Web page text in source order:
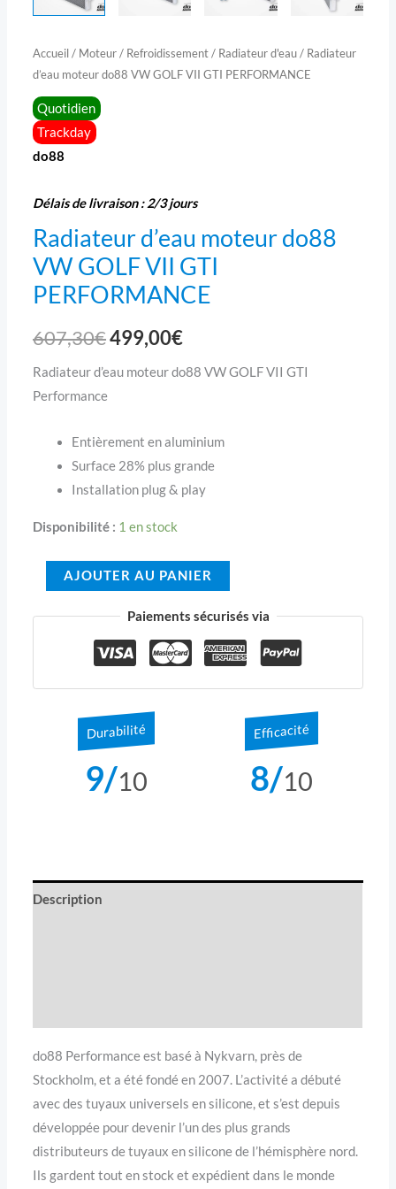
Accueil/ Moteur/ Refroidissement/ Radiateur d'eau/ Radiateur
d’eau moteur do88 VW GOLF VII GTI PERFORMANCE
Quotidien
Trackday
do88
Délais de livraison : 2/3 jours
Radiateur d’eau moteur do88
VW GOLF VII GTI
PERFORMANCE
607,30€499,00€
Radiateur d’eau moteur do88 VW GOLF VII GTI
Performance
Entièrement en aluminium
Surface 28% plus grande
Installation plug & play
Disponibilité : 1 en stock
AJOUTER AU PANIER
Paiements sécurisés via
Durabilité
9/10
Efficacité
8/10
Description
do88 Performance est basé à Nykvarn, près de
Stockholm, et a été fondé en 2007. L’activité a débuté
avec des tuyaux universels en silicone, et s’est depuis
développée pour devenir l’un des plus grands
distributeurs de tuyaux en silicone de l’hémisphère nord.
Ils gardent tout en stock et expédient dans le monde